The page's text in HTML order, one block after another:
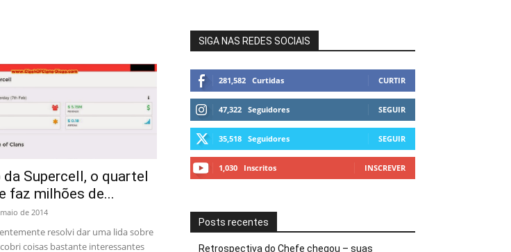
Supercell, o quartel
faz milhões de...
de 2014
resolvi dar uma lida sobre
coisas bastante interessantes
SIGA NAS REDES SOCIAIS
281,582 Curtidas CURTIR
47,322 Seguidores SEGUIR
35,518 Seguidores SEGUIR
1,030 Inscritos INSCREVER
Posts recentes
Retrospectiva do Chefe chegou – suas